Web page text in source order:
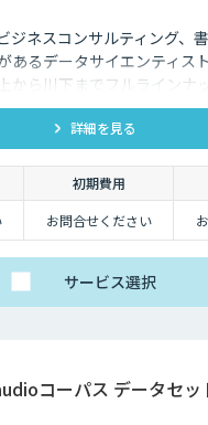
ジネスコンサルティング、
あるデータサイエンティス
から川下までフルラインナ
詳細を見る
初期費用
お問合せください
サービス選択
コーパス データセッ